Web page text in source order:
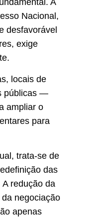
A
Nacional,
desfavorável
exige
locais de
públicas —
ampliar o
para
trata-se de
das
redução da
negociação
apenas